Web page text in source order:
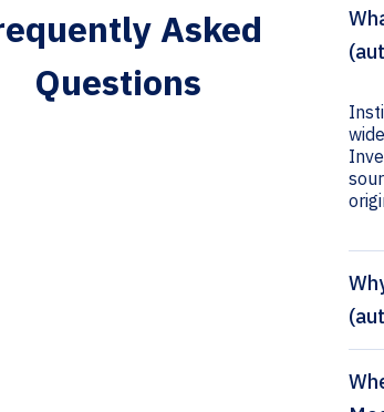
Asked
Questions